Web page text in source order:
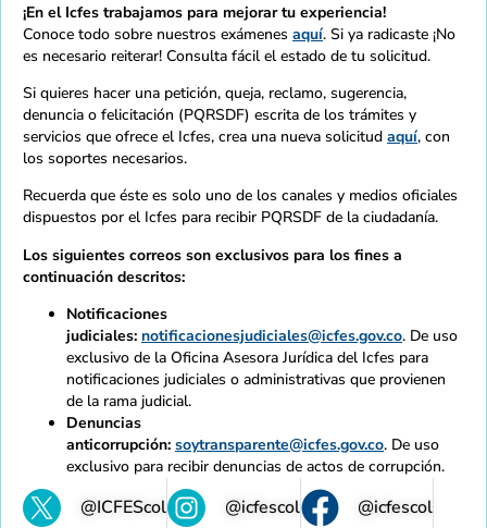
¡En el Icfes trabajamos para mejorar tu experiencia!
Conoce todo sobre nuestros exámenes aquí. Si ya radicaste ¡No
es necesario reiterar! Consulta fácil el estado de tu solicitud.
Si quieres hacer una petición, queja, reclamo, sugerencia,
denuncia o felicitación (PQRSDF) escrita de los trámites y
servicios que ofrece el Icfes, crea una nueva solicitud aquí, con
los soportes necesarios.
Recuerda que éste es solo uno de los canales y medios oficiales
dispuestos por el Icfes para recibir PQRSDF de la ciudadanía.
Los siguientes correos son exclusivos para los fines a
continuación descritos:
Notificaciones
judiciales: notificacionesjudiciales@icfes.gov.co. De uso
exclusivo de la Oficina Asesora Jurídica del Icfes para
notificaciones judiciales o administrativas que provienen
de la rama judicial.
Denuncias
anticorrupción: soytransparente@icfes.gov.co. De uso
exclusivo para recibir denuncias de actos de corrupción.
@ICFEScol @icfescol @icfescol